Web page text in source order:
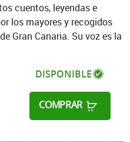
DISPONIBLE
COMPRAR
cuentos, leyendas e
los mayores y recogidos
Gran Canaria. Su voz es la